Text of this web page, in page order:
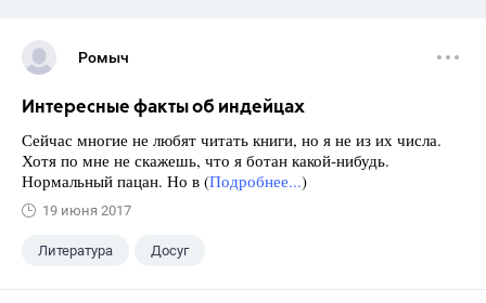
Ромыч
Интересные факты об индейцах
Сейчас многие не любят читать книги, но я не из их числа.
Хотя по мне не скажешь, что я ботан какой-нибудь.
Нормальный пацан. Но в (Подробнее...)
19 июня 2017
Литература Досуг